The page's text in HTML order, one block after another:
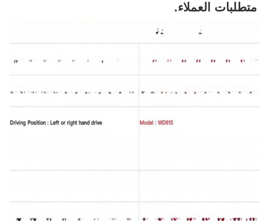
متطلبات العملاء.